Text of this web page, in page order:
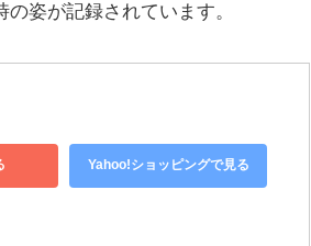
姿が記録されています。
Yahoo!ショッピングで見る